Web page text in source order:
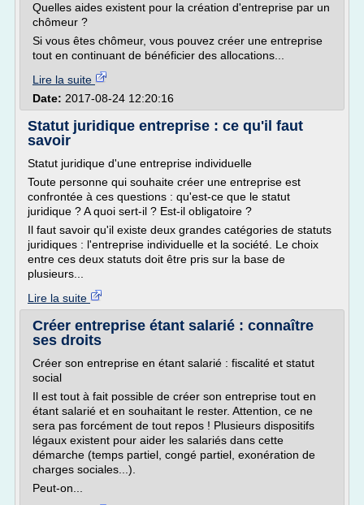
Quelles aides existent pour la création d'entreprise par un
chômeur ?
Si vous êtes chômeur, vous pouvez créer une entreprise
tout en continuant de bénéficier des allocations...
Lire la suite
Date: 2017-08-24 12:20:16
Statut juridique entreprise : ce qu'il faut
savoir
Statut juridique d'une entreprise individuelle
Toute personne qui souhaite créer une entreprise est
confrontée à ces questions : qu'est-ce que le statut
juridique ? A quoi sert-il ? Est-il obligatoire ?
Il faut savoir qu'il existe deux grandes catégories de statuts
juridiques : l'entreprise individuelle et la société. Le choix
entre ces deux statuts doit être pris sur la base de
plusieurs...
Lire la suite
Créer entreprise étant salarié : connaître
ses droits
Créer son entreprise en étant salarié : fiscalité et statut
social
Il est tout à fait possible de créer son entreprise tout en
étant salarié et en souhaitant le rester. Attention, ce ne
sera pas forcément de tout repos ! Plusieurs dispositifs
légaux existent pour aider les salariés dans cette
démarche (temps partiel, congé partiel, exonération de
charges sociales...).
Peut-on...